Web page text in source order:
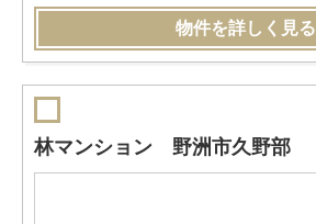
物件を詳しく見る
林マンション 野洲市久野部